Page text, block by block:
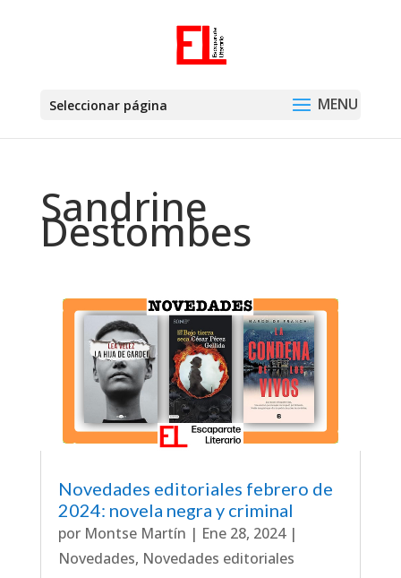
Seleccionar página
Sandrine
Destombes
Novedades editoriales febrero de
2024: novela negra y criminal
por Montse Martín | Ene 28, 2024|
Novedades, Novedades editoriales